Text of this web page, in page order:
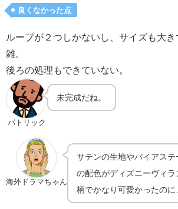
良くなかった点
ループが２つしかないし、サイズも大
雑。
後ろの処理もできていない。
パトリック
未完成だね。
海外ドラマちゃん
サテンの生地やバイアステ
の配色がディズニーヴィ
柄でかなり可愛かったのに